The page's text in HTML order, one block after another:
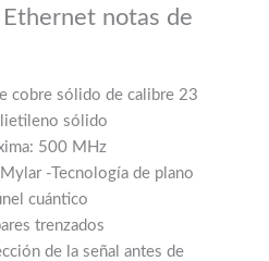
notas de
cobre sólido de calibre 23
sólido
500 MHz
-Tecnología de plano
cuántico
trenzados
de la señal antes de